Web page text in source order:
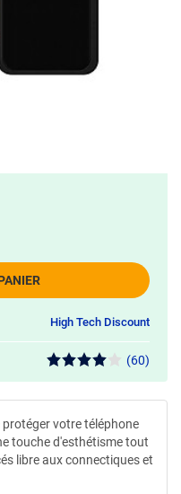
High Tech Discount
(60)
protéger votre téléphone
touche d'esthétisme tout
libre aux connectiques et